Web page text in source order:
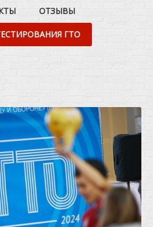
ОТЗЫВЫ
ГТО